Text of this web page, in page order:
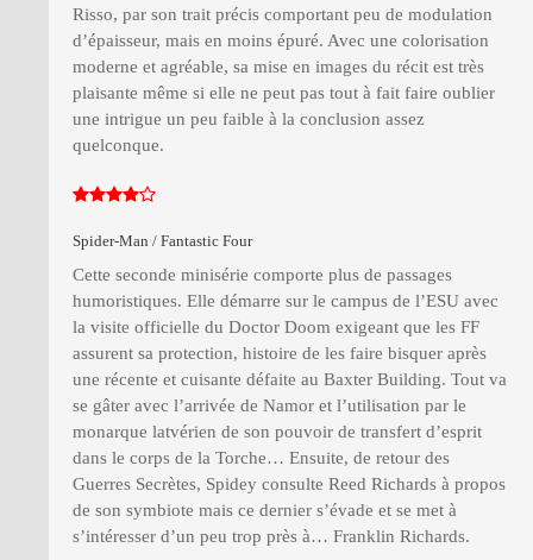
Risso, par son trait précis comportant peu de modulation
d’épaisseur, mais en moins épuré. Avec une colorisation
moderne et agréable, sa mise en images du récit est très
plaisante même si elle ne peut pas tout à fait faire oublier
une intrigue un peu faible à la conclusion assez
quelconque.
Spider-Man / Fantastic Four
Cette seconde minisérie comporte plus de passages
humoristiques. Elle démarre sur le campus de l’ESU avec
la visite officielle du Doctor Doom exigeant que les FF
assurent sa protection, histoire de les faire bisquer après
une récente et cuisante défaite au Baxter Building. Tout va
se gâter avec l’arrivée de Namor et l’utilisation par le
monarque latvérien de son pouvoir de transfert d’esprit
dans le corps de la Torche… Ensuite, de retour des
Guerres Secrètes, Spidey consulte Reed Richards à propos
de son symbiote mais ce dernier s’évade et se met à
s’intéresser d’un peu trop près à… Franklin Richards.